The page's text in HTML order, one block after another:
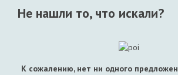
Не нашли то, что искали?
К сожалению, нет ни одного